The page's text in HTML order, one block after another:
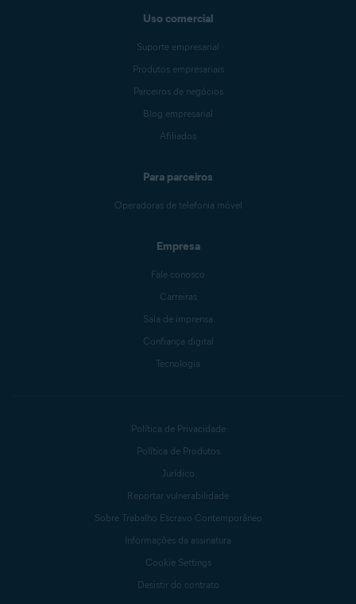
Uso comercial
Suporte empresarial
Produtos empresariais
Parceiros de negócios
Blog empresarial
Afiliados
Para parceiros
Operadoras de telefonia móvel
Empresa
Fale conosco
Carreiras
Sala de imprensa
Confiança digital
Tecnologia
Política de Privacidade
Política de Produtos
Jurídico
Reportar vulnerabilidade
Sobre Trabalho Escravo Contemporâneo
Informações da assinatura
Cookie Settings
Desistir do contrato